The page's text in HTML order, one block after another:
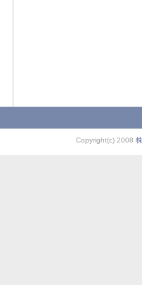
Copyright(c) 2008